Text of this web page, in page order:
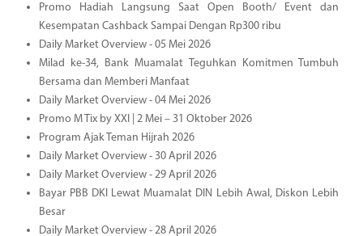
Promo Hadiah Langsung Saat Open Booth/ Event dan
Kesempatan Cashback Sampai Dengan Rp300 ribu
Daily Market Overview - 05 Mei 2026
Milad ke-34, Bank Muamalat Teguhkan Komitmen Tumbuh
Bersama dan Memberi Manfaat
Daily Market Overview - 04 Mei 2026
Promo M Tix by XXI | 2 Mei – 31 Oktober 2026
Program Ajak Teman Hijrah 2026
Daily Market Overview - 30 April 2026
Daily Market Overview - 29 April 2026
Bayar PBB DKI Lewat Muamalat DIN Lebih Awal, Diskon Lebih
Besar
Daily Market Overview - 28 April 2026